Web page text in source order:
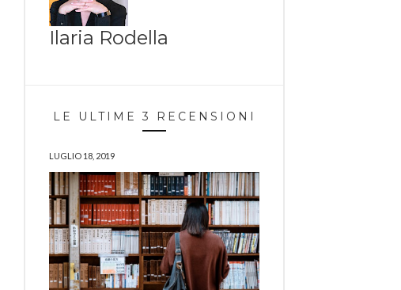
Ilaria Rodella
LE ULTIME 3 RECENSIONI
LUGLIO 18, 2019